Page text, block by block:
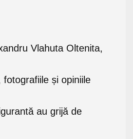
Vlahuta Oltenita,
și opiniile
au grijă de